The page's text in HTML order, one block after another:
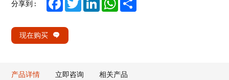
分享到 :
现在购买
产品详情 立即咨询 相关产品